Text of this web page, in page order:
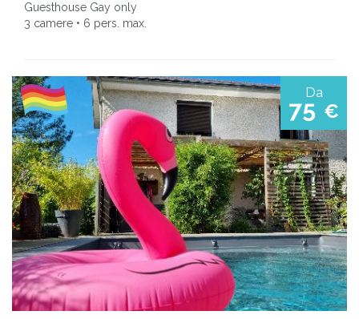
Guesthouse Gay only
3 camere • 6 pers. max.
Da
75 €